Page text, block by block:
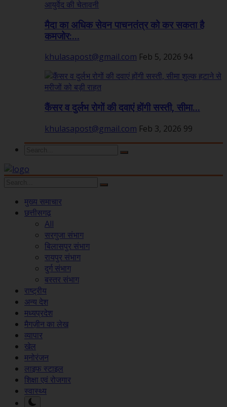
मैदा का अधिक सेवन पाचनतंत्र को कर सकता है
कमजोर:...
khulasapost@gmail.com Feb 5, 2026 94
कैंसर व दुर्लभ रोगों की दवाएं होंगी सस्ती, सीमा...
khulasapost@gmail.com Feb 3, 2026 99
मुख्य समाचार
छत्तीसगढ़
All
सरगुजा संभाग
बिलासपुर संभाग
रायपुर संभाग
दुर्ग संभाग
बस्तर संभाग
राष्ट्रीय
अन्य देश
मध्यप्रदेश
मैगज़ीन का लेख
व्यापार
खेल
मनोरंजन
लाइफ स्टाइल
शिक्षा एवं रोजगार
स्वास्थ्य